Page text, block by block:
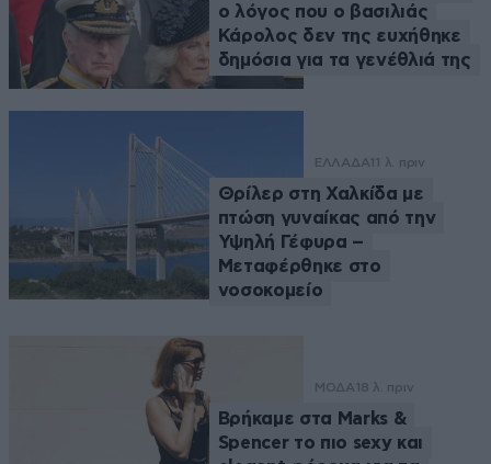
ο λόγος που ο βασιλιάς
Κάρολος δεν της ευχήθηκε
δημόσια για τα γενέθλιά της
ΕΛΛΑΔΑ 11 λ. πριν
Θρίλερ στη Χαλκίδα με
πτώση γυναίκας από την
Υψηλή Γέφυρα –
Μεταφέρθηκε στο
νοσοκομείο
ΜΟΔΑ 18 λ. πριν
Βρήκαμε στα Marks &
Spencer το πιο sexy και